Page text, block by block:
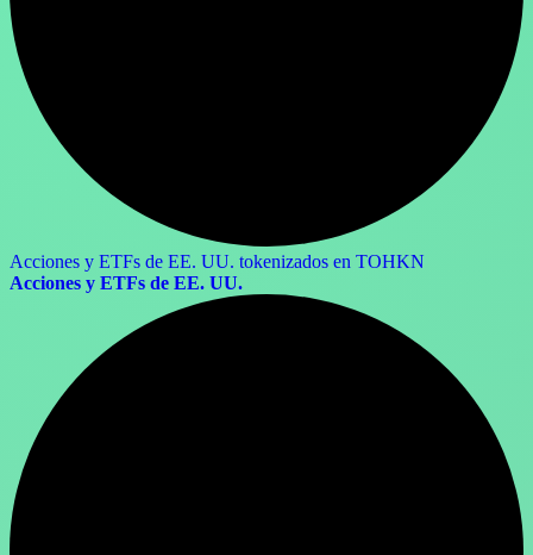
Acciones y ETFs de EE. UU. tokenizados en TOHKN
Acciones y ETFs de EE. UU.